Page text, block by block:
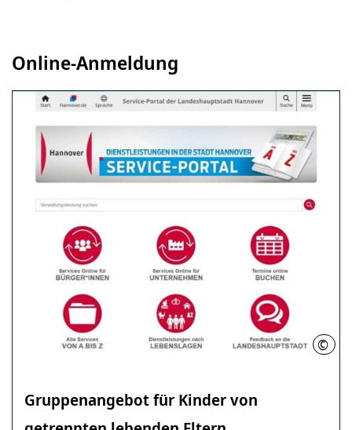
Online-Anmeldung
© LHH
Gruppenangebot für Kinder von